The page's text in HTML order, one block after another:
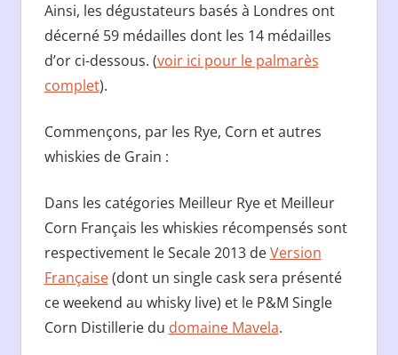
Ainsi, les dégustateurs basés à Londres ont
décerné 59 médailles dont les 14 médailles
d’or ci-dessous. (voir ici pour le palmarès
complet).
Commençons, par les Rye, Corn et autres
whiskies de Grain :
Dans les catégories Meilleur Rye et Meilleur
Corn Français les whiskies récompensés sont
respectivement le Secale 2013 deVersion
Française(dont un single cask sera présenté
ce weekend au whisky live) et le P&M Single
Corn Distillerie du domaine Mavela.